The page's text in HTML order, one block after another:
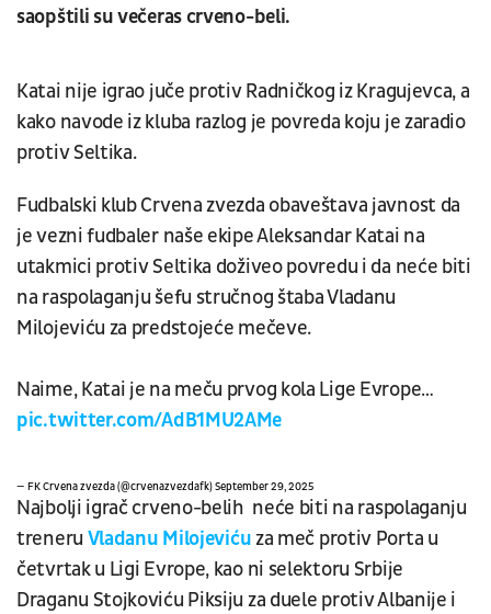
saopštili su večeras crveno-beli.
Katai nije igrao juče protiv Radničkog iz Kragujevca, a
kako navode iz kluba razlog je povreda koju je zaradio
protiv Seltika.
Fudbalski klub Crvena zvezda obaveštava javnost da
je vezni fudbaler naše ekipe Aleksandar Katai na
utakmici protiv Seltika doživeo povredu i da neće biti
na raspolaganju šefu stručnog štaba Vladanu
Milojeviću za predstojeće mečeve.
Naime, Katai je na meču prvog kola Lige Evrope…
pic.twitter.com/AdB1MU2AMe
— FK Crvena zvezda (@crvenazvezdafk)September 29, 2025
Najbolji igrač crveno-belih neće biti na raspolaganju
treneru Vladanu Milojevićuza meč protiv Porta u
četvrtak u Ligi Evrope, kao ni selektoru Srbije
Draganu Stojkoviću Piksiju za duele protiv Albanije i